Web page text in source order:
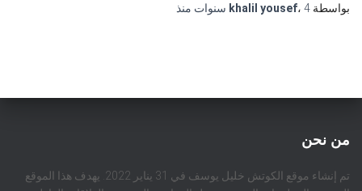
بواسطة
khalil yousef، 4 سنوات منذ
من نحن
تم إنشاء موقع الكوتش خليل يوسف في 31 يناير 2022. يهدف هذا الموقع